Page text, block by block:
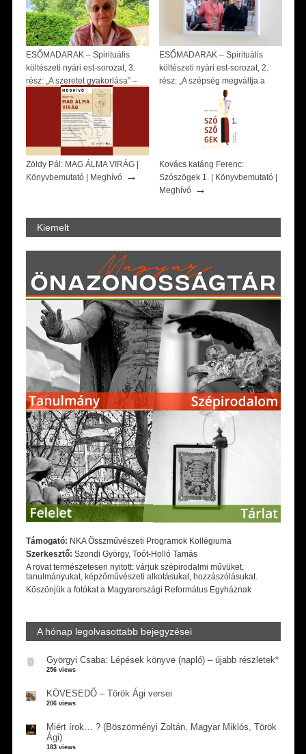
ESŐMADARAK – Spirituális
költészeti nyári est-sorozat, 3.
rész: „A szeretet gyakorlása” –
szvámí Tírtha Fekete könyve –
Beszélgetés Ősz Szabó Évával |
→
ESŐMADARAK – Spirituális
költészeti nyári est-sorozat, 2.
rész: „A szépség megváltja a
világot” – beszélgetés Huszárik
Katával és Jász Attilával |
→
Zöldy Pál: MAG ÁLMA VIRÁG |
Könyvbemutató | Meghívó→
Kovács katáng Ferenc:
Szószögek 1. | Könyvbemutató |
Meghívó→
Kiemelt
Támogató: NKA Összművészeti Programok Kollégiuma
Szerkesztő: Szondi György, Toót-Holló Tamás
A rovat természetesen nyitott: várjuk szépirodalmi művüket,
tanulmányukat, képzőművészeti alkotásukat, hozzászólásukat.
Köszönjük a fotókat a Magyarországi Református Egyháznak
A hónap legolvasottabb bejegyzései
Györgyi Csaba: Lépések könyve (napló) – újabb részletek*
256 views
KÖVESEDŐ – Török Ági versei
206 views
Miért írok… ? (Böszörményi Zoltán, Magyar Miklós, Török
Ági)
183 views